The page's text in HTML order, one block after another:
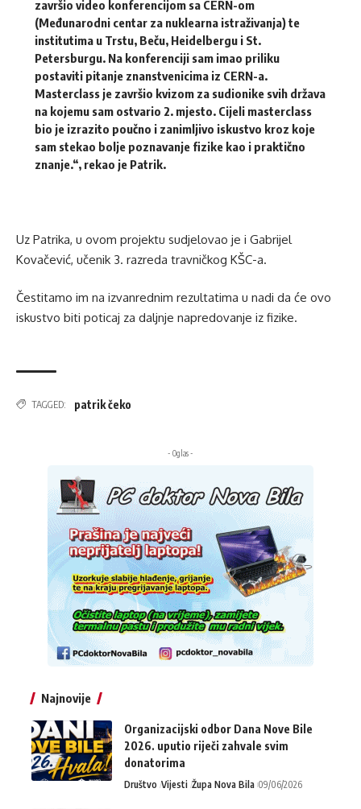
završio video konferencijom sa CERN-om
(Međunarodni centar za nuklearna istraživanja) te
institutima u Trstu, Beču, Heidelbergu i St.
Petersburgu. Na konferenciji sam imao priliku
postaviti pitanje znanstvenicima iz CERN-a.
Masterclass je završio kvizom za sudionike svih država
na kojemu sam ostvario 2. mjesto. Cijeli masterclass
bio je izrazito poučno i zanimljivo iskustvo kroz koje
sam stekao bolje poznavanje fizike kao i praktično
znanje.“, rekao je Patrik.
Uz Patrika, u ovom projektu sudjelovao je i Gabrijel
Kovačević, učenik 3. razreda travničkog KŠC-a.
Čestitamo im na izvanrednim rezultatima u nadi da će ovo
iskustvo biti poticaj za daljnje napredovanje iz fizike.
TAGGED: patrik čeko
- Oglas -
Najnovije
Organizacijski odbor Dana Nove Bile
2026. uputio riječi zahvale svim
donatorima
Društvo Vijesti Župa Nova Bila 09/06/2026